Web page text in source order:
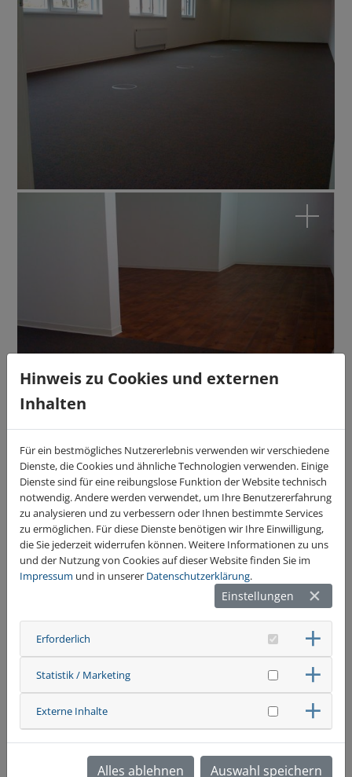
Hinweis zu Cookies und externen
Inhalten
Für ein bestmögliches Nutzererlebnis verwenden wir verschiedene
Dienste, die Cookies und ähnliche Technologien verwenden. Einige
Dienste sind für eine reibungslose Funktion der Website technisch
notwendig. Andere werden verwendet, um Ihre Benutzererfahrung
zu analysieren und zu verbessern oder Ihnen bestimmte Services
zu ermöglichen. Für diese Dienste benötigen wir Ihre Einwilligung,
die Sie jederzeit widerrufen können. Weitere Informationen zu uns
und der Nutzung von Cookies auf dieser Website finden Sie im
Impressum und in unserer Datenschutzerklärung.
Einstellungen
Erforderlich
Statistik / Marketing
Externe Inhalte
Alles ablehnen Auswahl speichern